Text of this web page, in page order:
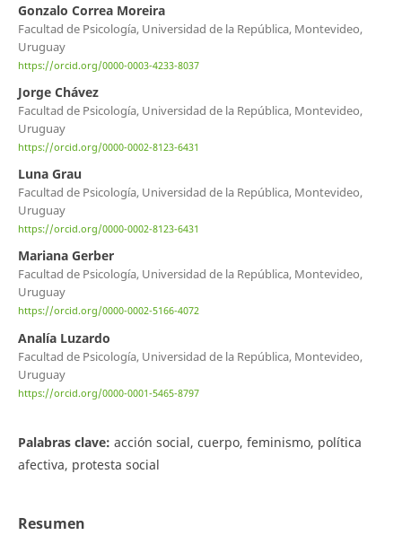
Gonzalo Correa Moreira
Facultad de Psicología, Universidad de la República, Montevideo,
Uruguay
https://orcid.org/0000-0003-4233-8037
Jorge Chávez
Facultad de Psicología, Universidad de la República, Montevideo,
Uruguay
https://orcid.org/0000-0002-8123-6431
Luna Grau
Facultad de Psicología, Universidad de la República, Montevideo,
Uruguay
https://orcid.org/0000-0002-8123-6431
Mariana Gerber
Facultad de Psicología, Universidad de la República, Montevideo,
Uruguay
https://orcid.org/0000-0002-5166-4072
Analía Luzardo
Facultad de Psicología, Universidad de la República, Montevideo,
Uruguay
https://orcid.org/0000-0001-5465-8797
Palabras clave: acción social, cuerpo, feminismo, política
afectiva, protesta social
Resumen